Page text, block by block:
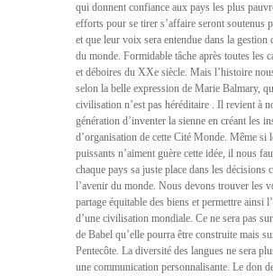
qui donnent confiance aux pays les plus
efforts pour se tirer s’affaire seront soutenus
et que leur voix sera entendue dans la gestion
du monde. Formidable tâche après toutes les
et déboires du XXe siècle. Mais l’histoire
selon la belle expression de Marie Balmary,
civilisation n’est pas héréditaire . Il revient à
génération d’inventer la sienne en créant les
d’organisation de cette Cité Monde. Même si
puissants n’aiment guère cette idée, il nous
chaque pays sa juste place dans les décisions
l’avenir du monde. Nous devons trouver les
partage équitable des biens et permettre ainsi
d’une civilisation mondiale. Ce ne sera pas
de Babel qu’elle pourra être construite mais
Pentecôte. La diversité des langues ne sera
une communication personnalisante. Le don